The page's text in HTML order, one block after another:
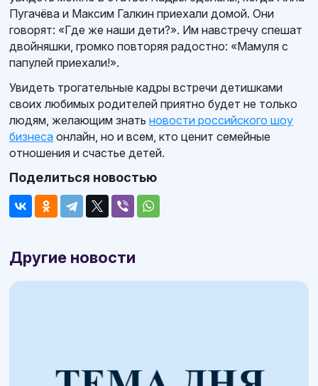
Пугачёва и Максим Галкин приехали домой. Они
говорят: «Где же наши дети?». Им навстречу спешат
двойняшки, громко повторяя радостно: «Мамуля с
папулей приехали!».
Увидеть трогательные кадры встречи детишками
своих любимых родителей приятно будет не только
людям, желающим знать новости российского шоу
бизнеса онлайн, но и всем, кто ценит семейные
отношения и счастье детей.
Поделиться новостью
Другие новости